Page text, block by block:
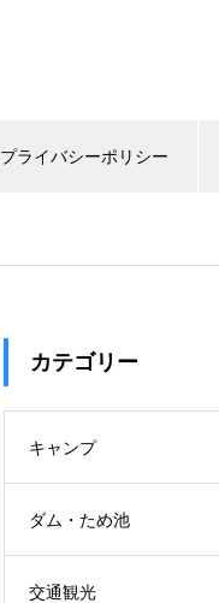
プライバシーポリシー
カテゴリー
キャンプ
ダム・ため池
交通観光